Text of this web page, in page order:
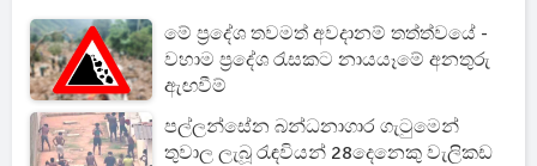
මේ ප්‍රදේශ තවමත් අවදානම් තත්ත්වයේ -
වහාම ප්‍රදේශ රැසකට නායයෑමේ අනතුරු
ඇඟවීම්
පල්ලන්සේන බන්ධනාගාර ගැටුමෙන්
තුවාල ලැබූ රැඳවියන් 28දෙනෙකු වැලිකඩ